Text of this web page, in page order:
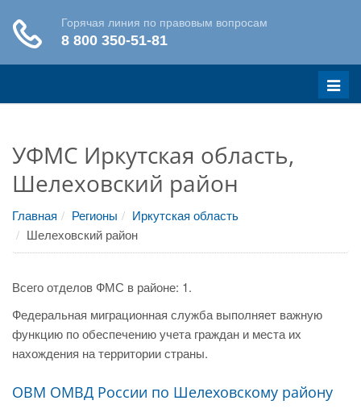
Меню
УФМС Иркутская область,
Шелеховский район
Главная Регионы
Иркутская область
Шелеховский район
Всего отделов ФМС в районе: 1.
Федеральная миграционная служба выполняет важную
функцию по обеспечению учета граждан и места их
нахождения на территории страны.
ОВМ ОМВД России по Шелеховскому району